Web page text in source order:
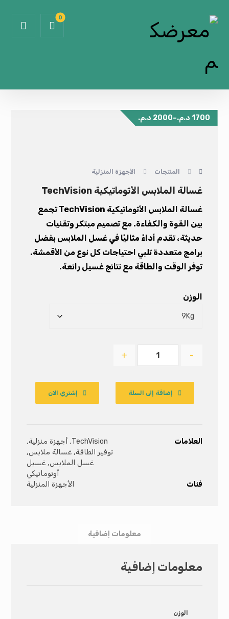
المنتجات الأجهزة المنزلية
غسالة الملابس الأتوماتيكية TechVision
1700 د.م.–
2000 د.م.
غسالة الملابس الأتوماتيكية TechVision تجمع
بين القوة والكفاءة. مع تصميم مبتكر وتقنيات
حديثة، تقدم أداءً مثاليًا في غسل الملابس بفضل
برامج متعددة تلبي احتياجات كل نوع من الأقمشة.
توفر الوقت والطاقة مع نتائج غسيل رائعة.
الوزن
-
+
إضافة إلى السلة إشتري الان
العلامات TechVision
, أجهزة منزلية,
توفير الطاقة, غسالة ملابس,
غسل الملابس, غسيل
أوتوماتيكي
فئات
الأجهزة المنزلية
معلومات إضافية
معلومات إضافية
الوزن